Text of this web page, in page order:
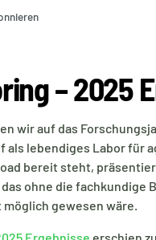
– 2025
wir auf das
als lebendiges Labor für
bereit steht,
ohne die fachkundige
möglich gewesen wäre.